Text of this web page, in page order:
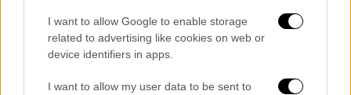
I want to allow Google to enable storage
related to advertising like cookies on web or
device identifiers in apps.
I want to allow my user data to be sent to